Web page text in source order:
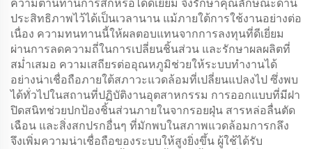
ความต้านทานการสึกหรอได้ดีเยี่ยม จึงรักษาคุณลักษณะด้าน
ประสิทธิภาพไว้ได้เป็นเวลานาน แม้ภายใต้การใช้งานอย่างต่อ
เนื่อง ความทนทานนี้ให้ผลตอบแทนจากการลงทุนที่ดีเยี่ยม
ผ่านการลดความถี่ในการเปลี่ยนชิ้นส่วน และรักษาผลผลิตที่
สม่ำเสมอ ความเสถียรต่ออุณหภูมิช่วยให้ระบบทำงานได้
อย่างน่าเชื่อถือภายใต้สภาวะแวดล้อมที่เปลี่ยนแปลงไป ซึ่งพบ
ได้ทั่วไปในสถานที่ปฏิบัติงานอุตสาหกรรม การออกแบบที่มีฝา
ปิดสนิทช่วยปกป้องชิ้นส่วนภายในจากรอยฝุ่น สารหล่อลื่นตัด
เฉือน และสิ่งสกปรกอื่นๆ ที่มักพบในสภาพแวดล้อมการกลึง
จึงเพิ่มความน่าเชื่อถือของระบบให้สูงยิ่งขึ้น ผู้ใช้ได้รับ